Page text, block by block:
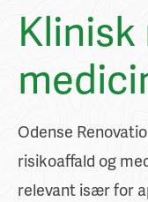
Odense
risikoaffald og
relevant især for